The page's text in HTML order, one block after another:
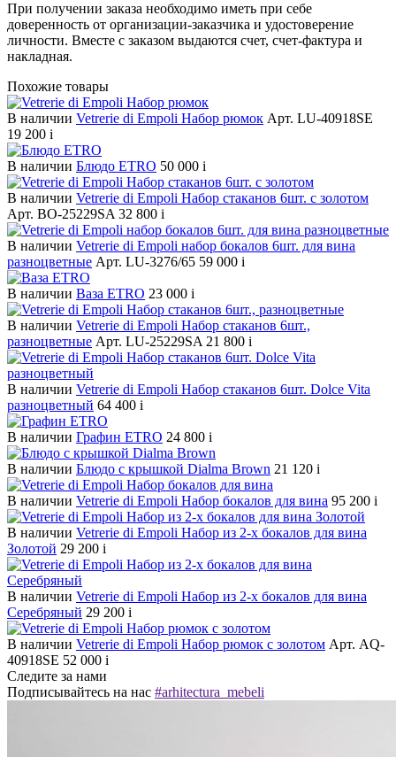
При получении заказа необходимо иметь при себе
доверенность от организации-заказчика и удостоверение
личности. Вместе с заказом выдаются счет, счет-фактура и
накладная.
Похожие товары
В наличии Vetrerie di Empoli Набор рюмок Арт. LU-40918SE
19 200 i
В наличии Блюдо ETRO 50 000 i
В наличии Vetrerie di Empoli Набор стаканов 6шт. с золотом
Арт. BO-25229SA 32 800 i
В наличии Vetrerie di Empoli набор бокалов 6шт. для вина
разноцветные Арт. LU-3276/65 59 000 i
В наличии Ваза ETRO 23 000 i
В наличии Vetrerie di Empoli Набор стаканов 6шт.,
разноцветные Арт. LU-25229SA 21 800 i
В наличии Vetrerie di Empoli Набор стаканов 6шт. Dolce Vita
разноцветный 64 400 i
В наличии Графин ETRO 24 800 i
В наличии Блюдо с крышкой Dialma Brown 21 120 i
В наличии Vetrerie di Empoli Набор бокалов для вина 95 200 i
В наличии Vetrerie di Empoli Набор из 2-х бокалов для вина
Золотой 29 200 i
В наличии Vetrerie di Empoli Набор из 2-х бокалов для вина
Серебряный 29 200 i
В наличии Vetrerie di Empoli Набор рюмок с золотом Арт. AQ-
40918SE 52 000 i
Следите за нами
Подписывайтесь на нас #arhitectura_mebeli